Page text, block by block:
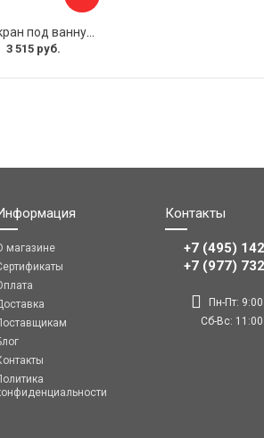
3 515 руб.
магазине
Контакты
+7 (495)
‎‎+7 (977)
Пн-Пт:
Сб-Вс: